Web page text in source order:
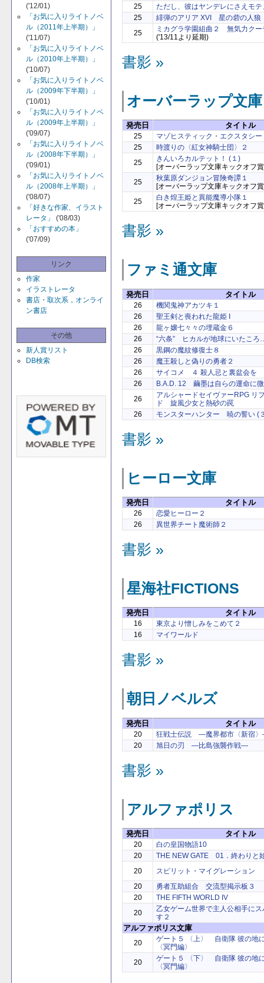
('12/01)
「お気に入りライトノベ
ル（2011年上半期）」
('11/07)
「お気に入りライトノベ
ル（2010年上半期）」
('10/07)
「お気に入りライトノベ
ル（2009年下半期）」
('10/01)
「お気に入りライトノベ
ル（2009年上半期）」
('09/07)
「お気に入りライトノベ
ル（2008年下半期）」
('09/01)
「お気に入りライトノベ
ル（2008年上半期）」
('08/07)
「好きな作家、イラスト
レータ」
('08/03)
「おすすめの本」
('07/09)
リンク
作家
イラストレータ
書店・取次系，オンライ
ン書店
その他
新人賞リスト
DB検索
25
ただし、彼はヤンデレにさえモテ
25
緋弾のアリア XVI 星の砦の人狼
25
ミカグラ学園組曲２ 無気力クー
('13/11より延期)
書影 »
オーバーラップ文庫
発売日 タイトル
25
マゾヒスティック・エクスタシー
25
時渡りの〈紅女神騎士団〉２
25
きんいろカルテット！ (１)
[オーバーラップ文庫キックオフ
25
秋葉原ダンジョン冒険奇譚１
[オーバーラップ文庫キックオフ
25
白き煌王姫と異能魔導小隊１
[オーバーラップ文庫キックオフ
書影 »
ファミ通文庫
発売日 タイトル
26
機関鬼神アカツキ１
26
聖王剣と喪われた龍姫 I
26
龍ヶ嬢七々々の埋蔵金６
26
“六条” ヒカルが地球にいたこ
26
黒鋼の魔紋修復士８
26
魔王殺しと偽りの勇者２
26
サイコメ ４ 殺人忌と裏盆会を
26
B.A.D. 12 繭墨は自らの運命に
26
アルシャードセイヴァーRPG リ
ド 旋風少女と熱砂の罠
26
モンスターハンター 暁の誓い (
書影 »
ヒーロー文庫
発売日 タイトル
26
恋愛ヒーロー２
26
異世界チート魔術師２
書影 »
星海社FICTIONS
発売日 タイトル
16
東京より憎しみをこめて２
16
マイワールド
書影 »
朝日ノベルズ
発売日 タイトル
20
狂戦士伝説 ―魔界都市〈新宿
20
旭日の刃 ―比島強襲作戦―
書影 »
アルファポリス
発売日 タイトル
20
白の皇国物語10
20
THE NEW GATE 01．終わりと
20
スピリット・マイグレーション
20
勇者互助組合 交流型掲示板３
20
THE FIFTH WORLD IV
20
乙女ゲーム世界で主人公相手に
す２
アルファポリス文庫
20
ゲート５ 〈上〉 自衛隊 彼の
〈冥門編〉
20
ゲート５ 〈下〉 自衛隊 彼の
〈冥門編〉